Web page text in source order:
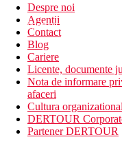
newsletter!
Despre noi
Agentii
Contact
Blog
Cariere
Licente, documente
Nota de informare
afaceri
Cultura
DERTOUR
Partener DERTOUR